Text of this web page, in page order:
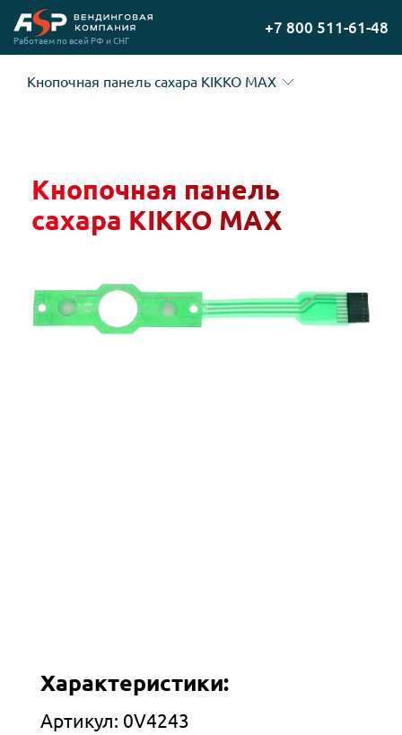
Перейти
на
Работаем по всей РФ и СНГ
+7 800 511-61-48
Кнопочная панель сахара KIKKO MAX
Кнопочная панель
сахара KIKKO MAX
Характеристики:
Артикул: 0V4243